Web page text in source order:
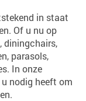
in staat
Of u nu op
diningchairs,
parasols,
In onze
nodig heeft om